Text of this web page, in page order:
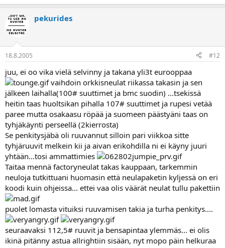
pekurides
18.8.2005 #12
juu, ei oo vika vielä selvinny ja takana yli3t eurooppaa
vaihdoin orkkisneulat riikassa takasin ja sen
jälkeen laihalla(100# suuttimet ja bmc suodin) ...tsekissä
heitin taas huoltsikan pihalla 107# suuttimet ja rupesi vetää
paree mutta osakaasu röpää ja suomeen päästyäni taas on
tyhjäkäynti perseellä (2kierrosta)
Se penkitysjäbä oli ruuvannut silloin pari viikkoa sitte
tyhjäruuvit melkein kii ja aivan erikohdilla ni ei käyny juuri
yhtään...tosi ammattimies
Taitaa mennä factoryneulat takas kauppaan, tarkemmin
neuloja tutkittuani huomasin että neulapaketin kyljessä on eri
koodi kuin ohjeissa... ettei vaa olis väärät neulat tullu pakettiin
puolet lomasta vituiksi ruuvamisen takia ja turha penkitys....
seuraavaksi 112,5# ruuvit ja bensapintaa ylemmäs... ei olis
ikinä pitänny astua allrightiin sisään, nyt mopo päin helkuraa